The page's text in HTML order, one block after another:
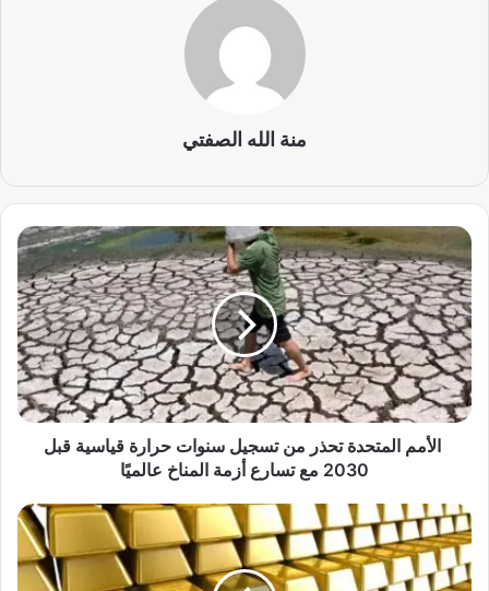
منة الله الصفتي
ا
ل
أ
م
م
ا
ل
م
ة
ت
ح
ذ
الأمم المتحدة تحذر من تسجيل سنوات حرارة قياسية قبل
2030 مع تسارع أزمة المناخ عالميًا
س
ع
ر
ا